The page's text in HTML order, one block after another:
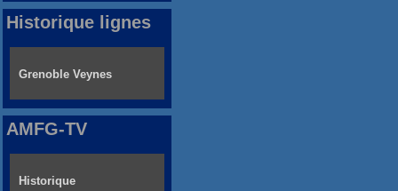
Historique lignes
Grenoble Veynes
AMFG-TV
Historique